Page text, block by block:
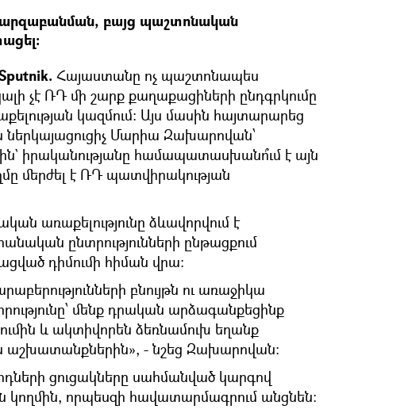
բայց պաշտոնական
Հայաստանը ոչ պաշտոնապես
չէ ՌԴ մի շարք քաղաքացիների ընդգրկումը
կազմում: Այս մասին հայտարարեց
Մարիա Զախարովան՝
իրականությանը համապատասխանո՞ւմ է այն
մերժել է ՌԴ պատվիրակության
առաքելությունը ձևավորվում է
ընտրությունների ընթացքում
դիմումի հիման վրա:
բնույթն ու առաջիկա
մենք դրական արձագանքեցինք
և ակտիվորեն ձեռնամուխ եղանք
- նշեց Զախարովան:
ցուցակները սահմանված կարգով
կողմին, որպեսզի հավատարմագրում անցնեն։